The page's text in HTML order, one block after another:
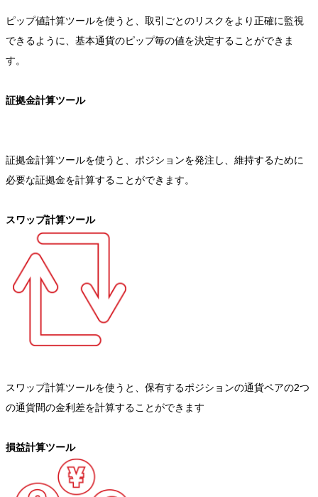
ピップ値計算ツールを使うと、取引ごとのリスクをより正確に監視
できるように、基本通貨のピップ毎の値を決定することができま
す。
証拠金計算ツール
証拠金計算ツールを使うと、ポジションを発注し、維持するために
必要な証拠金を計算することができます。
スワップ計算ツール
スワップ計算ツールを使うと、保有するポジションの通貨ペアの2つ
の通貨間の金利差を計算することができます
損益計算ツール